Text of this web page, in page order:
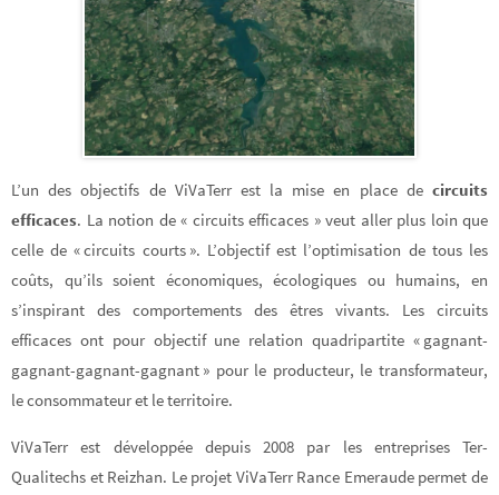
L’un des objectifs de ViVaTerr est la mise en place de circuits
efficaces. La notion de « circuits efficaces » veut aller plus loin que
celle de « circuits courts ». L’objectif est l’optimisation de tous les
coûts, qu’ils soient économiques, écologiques ou humains, en
s’inspirant des comportements des êtres vivants. Les circuits
efficaces ont pour objectif une relation quadripartite « gagnant-
gagnant-gagnant-gagnant » pour le producteur, le transformateur,
le consommateur et le territoire.
ViVaTerr est développée depuis 2008 par les entreprises Ter-
Qualitechs et Reizhan. Le projet ViVaTerr Rance Emeraude permet de